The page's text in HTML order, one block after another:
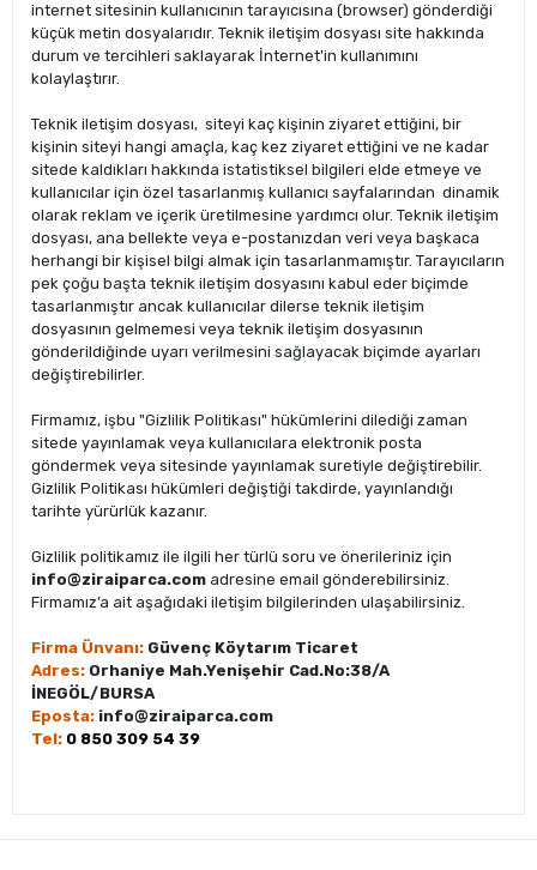
internet sitesinin kullanıcının tarayıcısına (browser) gönderdiği
küçük metin dosyalarıdır. Teknik iletişim dosyası site hakkında
durum ve tercihleri saklayarak İnternet'in kullanımını
kolaylaştırır.
Teknik iletişim dosyası, siteyi kaç kişinin ziyaret ettiğini, bir
kişinin siteyi hangi amaçla, kaç kez ziyaret ettiğini ve ne kadar
sitede kaldıkları hakkında istatistiksel bilgileri elde etmeye ve
kullanıcılar için özel tasarlanmış kullanıcı sayfalarından dinamik
olarak reklam ve içerik üretilmesine yardımcı olur. Teknik iletişim
dosyası, ana bellekte veya e-postanızdan veri veya başkaca
herhangi bir kişisel bilgi almak için tasarlanmamıştır. Tarayıcıların
pek çoğu başta teknik iletişim dosyasını kabul eder biçimde
tasarlanmıştır ancak kullanıcılar dilerse teknik iletişim
dosyasının gelmemesi veya teknik iletişim dosyasının
gönderildiğinde uyarı verilmesini sağlayacak biçimde ayarları
değiştirebilirler.
Firmamız, işbu "Gizlilik Politikası" hükümlerini dilediği zaman
sitede yayınlamak veya kullanıcılara elektronik posta
göndermek veya sitesinde yayınlamak suretiyle değiştirebilir.
Gizlilik Politikası hükümleri değiştiği takdirde, yayınlandığı
tarihte yürürlük kazanır.
Gizlilik politikamız ile ilgili her türlü soru ve önerileriniz için
info@ziraiparca.com adresine email gönderebilirsiniz.
Firmamız’a ait aşağıdaki iletişim bilgilerinden ulaşabilirsiniz.
Firma Ünvanı: Güvenç Köytarım Ticaret
Adres: Orhaniye Mah.Yenişehir Cad.No:38/A
İNEGÖL/BURSA
Eposta: info@ziraiparca.com
Tel: 0 850 309 54 39